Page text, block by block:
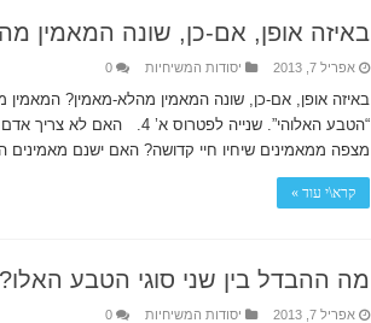
באיזה אופן, אם-כן, שונה המאמין
אפריל 7, 2013 יסודות המשיחיות 0
באיזה אופן, אם-כן, שונה המאמין מהלא-מאמין?
“הטבע האלוהי”. שנייה
מצפה ממאמינים שיחיו חיי קדושה? האם ישנם
קרא\י עוד »
מה ההבדל בין שני סוגי הטבע האלו?
אפריל 7, 2013 יסודות המשיחיות 0